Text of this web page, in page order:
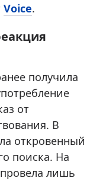
Voice.
получила
от
В
откровенный
поиска. На
лишь